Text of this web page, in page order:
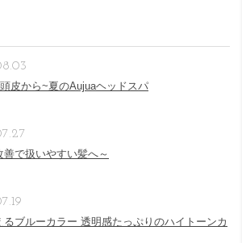
皮から~夏のAujuaヘッドスパ
善で扱いやすい髪へ～
るブルーカラー 透明感たっぷりのハイトーンカ